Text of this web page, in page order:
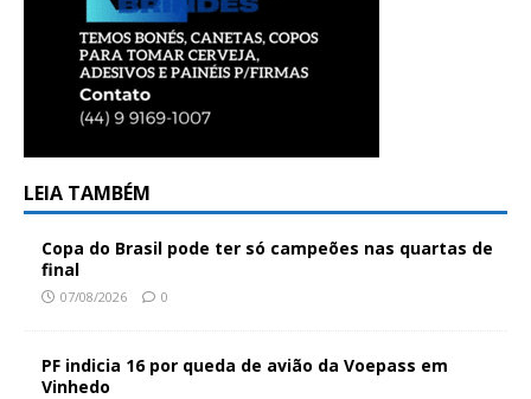
LEIA TAMBÉM
Copa do Brasil pode ter só campeões nas quartas de
final
07/08/2026 0
PF indicia 16 por queda de avião da Voepass em
Vinhedo